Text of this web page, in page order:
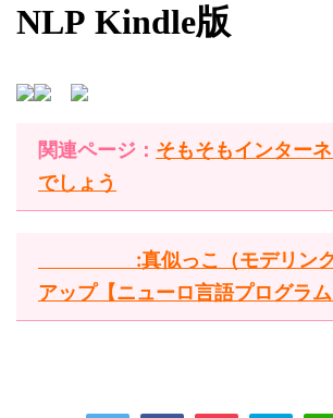
NLP Kindle版
関連ページ ： そもそもインター
でしょう
:真似っこ（モデリング
アップ【ニューロ言語プログラム